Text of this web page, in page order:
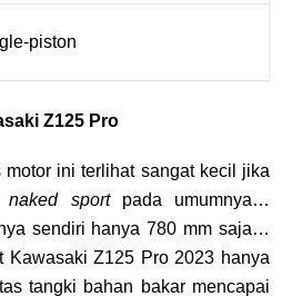
piston
Z125 Pro
ini terlihat sangat kecil jika
naked sportpada umumnya…
sendiri hanya 780 mm saja…
Kawasaki Z125 Pro 2023 hanya
tangki bahan bakar mencapai